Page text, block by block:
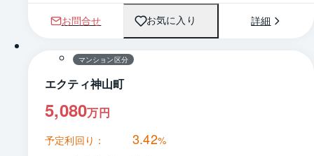
お問合せ お気に入り 詳細
1 / 0 間取り
マンション区分
エクティ神山町
5,080万円
予定利回り： 3.42%